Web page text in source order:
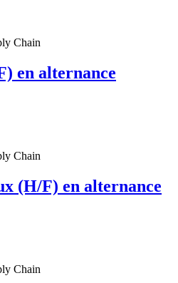
Chain
en alternance
Chain
(H/F) en alternance
Chain